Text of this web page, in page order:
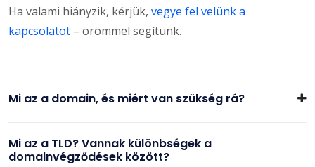
Ha valami hiányzik, kérjük, vegye fel velünk a
kapcsolatot – örömmel segítünk.
Mi az a domain, és miért van szükség rá?
Mi az a TLD? Vannak különbségek a
domainvégződések között?